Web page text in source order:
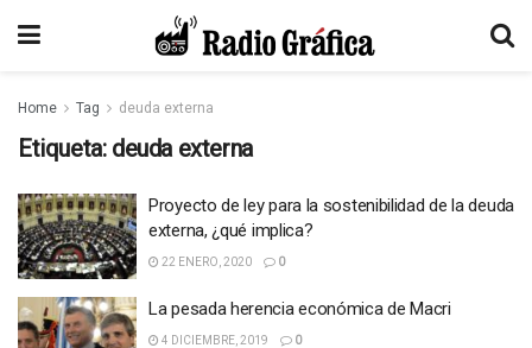
Home Tag deuda externa
Etiqueta: deuda externa
Proyecto de ley para la sostenibilidad de la deuda
externa, ¿qué implica?
22 ENERO, 2020 0
La pesada herencia económica de Macri
4 DICIEMBRE, 2019 0